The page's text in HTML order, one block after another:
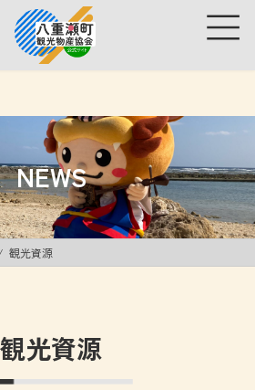
NEWS
観光資源
観光資源